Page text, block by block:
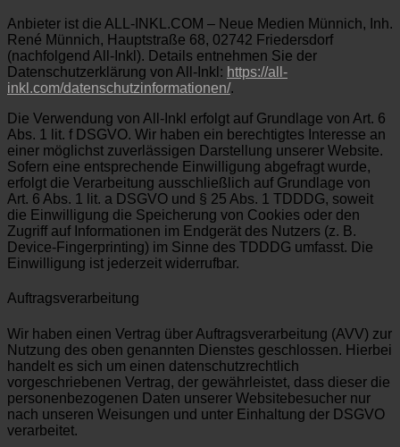
Anbieter ist die ALL-INKL.COM – Neue Medien Münnich, Inh.
René Münnich, Hauptstraße 68, 02742 Friedersdorf
(nachfolgend All-Inkl). Details entnehmen Sie der
Datenschutzerklärung von All-Inkl: https://all-
inkl.com/datenschutzinformationen/.
Die Verwendung von All-Inkl erfolgt auf Grundlage von Art. 6
Abs. 1 lit. f DSGVO. Wir haben ein berechtigtes Interesse an
einer möglichst zuverlässigen Darstellung unserer Website.
Sofern eine entsprechende Einwilligung abgefragt wurde,
erfolgt die Verarbeitung ausschließlich auf Grundlage von
Art. 6 Abs. 1 lit. a DSGVO und § 25 Abs. 1 TDDDG, soweit
die Einwilligung die Speicherung von Cookies oder den
Zugriff auf Informationen im Endgerät des Nutzers (z. B.
Device-Fingerprinting) im Sinne des TDDDG umfasst. Die
Einwilligung ist jederzeit widerrufbar.
Auftragsverarbeitung
Wir haben einen Vertrag über Auftragsverarbeitung (AVV) zur
Nutzung des oben genannten Dienstes geschlossen. Hierbei
handelt es sich um einen datenschutzrechtlich
vorgeschriebenen Vertrag, der gewährleistet, dass dieser die
personenbezogenen Daten unserer Websitebesucher nur
nach unseren Weisungen und unter Einhaltung der DSGVO
verarbeitet.